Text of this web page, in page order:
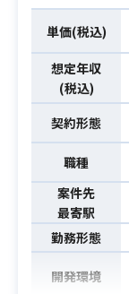
必須スキル
単価(税込)
想定年収
(税込)
契約形態
職種
案件先
最寄駅
勤務形態
開発環境